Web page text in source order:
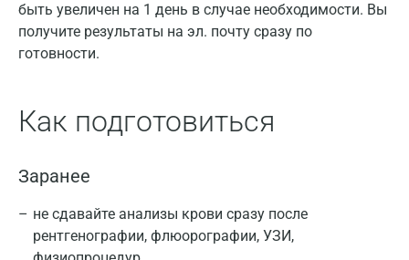
быть увеличен на 1 день в случае необходимости. Вы
получите результаты на эл. почту сразу по
готовности.
Как подготовиться
Заранее
не сдавайте анализы крови сразу после
рентгенографии, флюорографии, УЗИ,